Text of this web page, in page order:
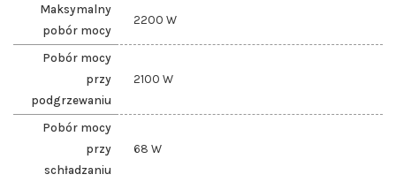
Maksymalny
pobór mocy
2200 W
Pobór mocy
przy
podgrzewaniu
2100 W
Pobór mocy
przy
schładzaniu
68 W